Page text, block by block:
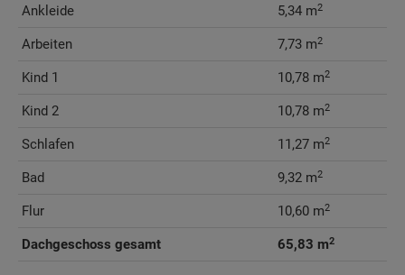
Ankleide 5,34 m2
Arbeiten 7,73 m2
Kind 1 10,78 m2
Kind 2 10,78 m2
Schlafen 11,27 m2
Bad 9,32 m2
Flur 10,60 m2
Dachgeschoss gesamt 65,83 m2